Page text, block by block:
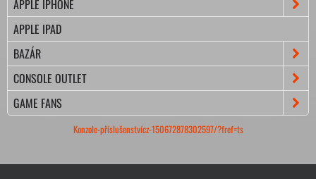
APPLE IPHONE
APPLE IPAD
BAZÁR
CONSOLE OUTLET
GAME FANS
Konzole-příslušenstvícz-150672878302597/?fref=ts